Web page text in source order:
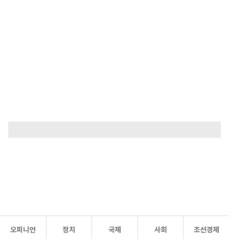
오피니언 정치 국제 사회 조선경제